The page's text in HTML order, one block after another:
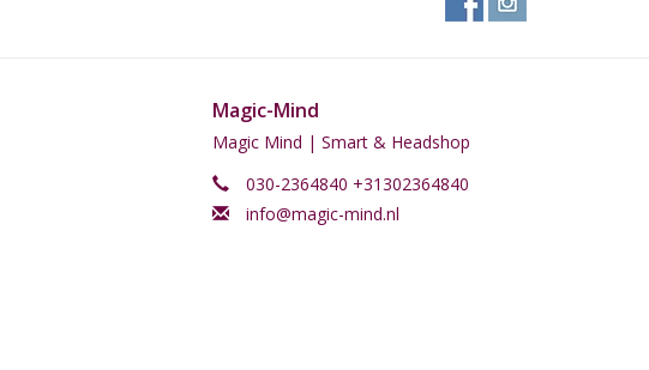
Magic-Mind
Magic Mind | Smart & Headshop
030-2364840 +31302364840
info@magic-mind.nl